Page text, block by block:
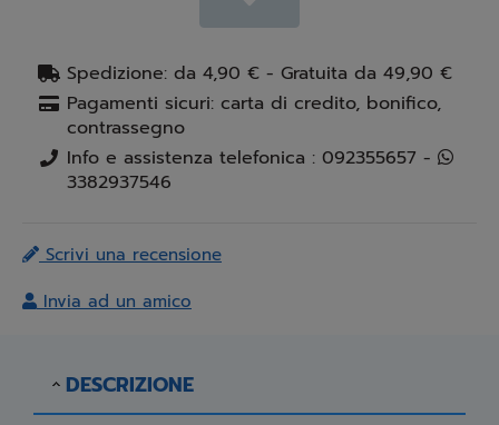
Spedizione: da 4,90 € - Gratuita da 49,90 €
Pagamenti sicuri: carta di credito, bonifico,
contrassegno
Info e assistenza telefonica : 092355657 -
3382937546
Scrivi una recensione
Invia ad un amico
DESCRIZIONE